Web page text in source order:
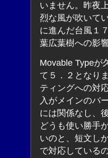
いません。昨夜
烈な風が吹いて
に進んだ台風１
葉広葉樹への影
Movable Typeが
て５．２となり
ティングへの対
入がメインのバ
には関係なし、
どうも使い勝手
いのと、短文し
で対応している